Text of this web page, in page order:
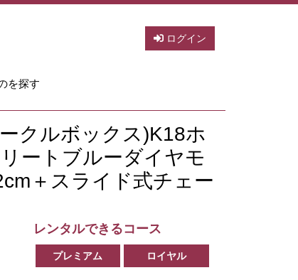
ログイン
を探す
クルボックス)K18ホ
ートブルーダイヤモ
＋スライド式チェー
レンタルできるコース
プレミアム ロイヤル